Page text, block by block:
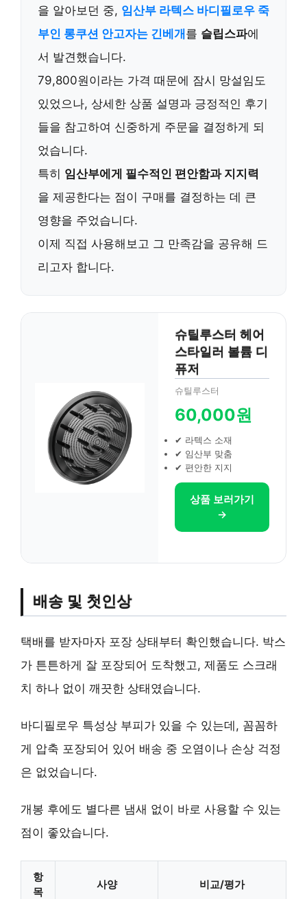
을 알아보던 중, 임산부 라텍스 바디필로우 죽
부인 롱쿠션 안고자는 긴베개를 슬립스파에
서 발견했습니다.
79,800원이라는 가격 때문에 잠시 망설임도
있었으나, 상세한 상품 설명과 긍정적인 후기
들을 참고하여 신중하게 주문을 결정하게 되
었습니다.
특히 임산부에게 필수적인 편안함과 지지력
을 제공한다는 점이 구매를 결정하는 데 큰
영향을 주었습니다.
이제 직접 사용해보고 그 만족감을 공유해 드
리고자 합니다.
슈틸루스터 헤어
스타일러 볼륨 디
퓨저
슈틸루스터
60,000원
✔ 라텍스 소재
✔ 임산부 맞춤
✔ 편안한 지지
상품 보러가기
→
배송 및 첫인상
택배를 받자마자 포장 상태부터 확인했습니다. 박스
가 튼튼하게 잘 포장되어 도착했고, 제품도 스크래
치 하나 없이 깨끗한 상태였습니다.
바디필로우 특성상 부피가 있을 수 있는데, 꼼꼼하
게 압축 포장되어 있어 배송 중 오염이나 손상 걱정
은 없었습니다.
개봉 후에도 별다른 냄새 없이 바로 사용할 수 있는
점이 좋았습니다.
항
목
사양 비교/평가